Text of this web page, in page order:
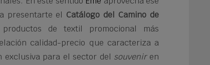
presentarte el Catálogo del Camino de
de textil promocional más
calidad-precio que caracteriza a
exclusiva para el sector del souveniren